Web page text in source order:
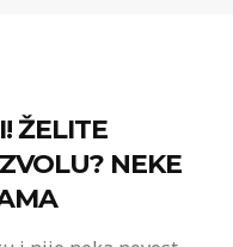
ŽELITE
NEKE